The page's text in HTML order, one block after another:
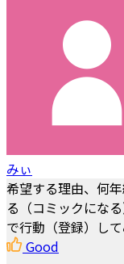
みぃ
希望する理由、何
る（コミックにな
で行動（登録）して
Good